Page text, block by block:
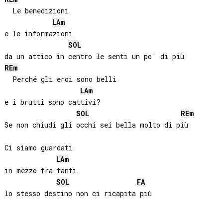
  Le benedizioni
LAm
e le informazioni
SOL
REm
  Perché gli eroi sono belli
LAm
e i brutti sono cattivi?
SOL
REm
Se non chiudi gli occhi sei bella molto di più
Ci siamo guardati
LAm
in mezzo fra tanti
SOL
FA
lo stesso destino non ci ricapita più